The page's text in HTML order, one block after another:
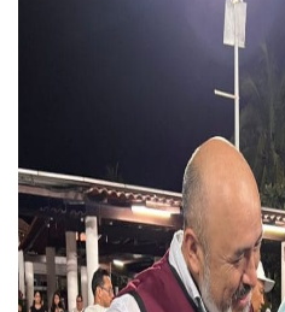
Colectivos Piden
Avenida
Caída De “El
Mercado Vallarta
Morenistas
CEDHJ Señala
Ayutla Bajo
Maleza Crece En
Lluvias E
Bruno Blancas
Entregan Aparato
Juan Carlos